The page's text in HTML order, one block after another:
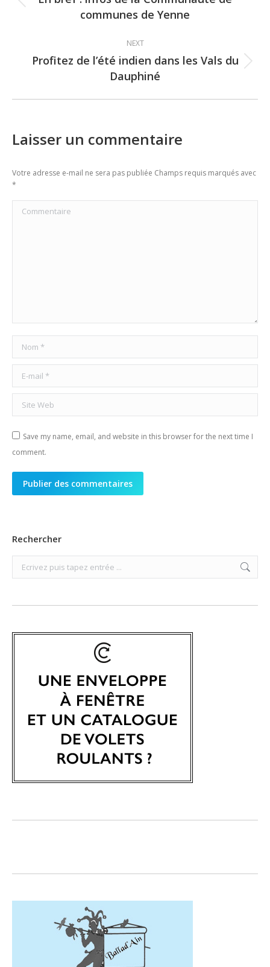
Previous
post:
communes de Yenne
NEXT
Next
post:
Profitez de l’été indien dans les Vals du
Dauphiné
Laisser un commentaire
Votre adresse e-mail ne sera pas publiée Champs requis marqués avec
*
Commentaire
Nom *
E-mail *
Site Web
Save my name, email, and website in this browser for the next time I
comment.
Publier des commentaires
Rechercher
Search: